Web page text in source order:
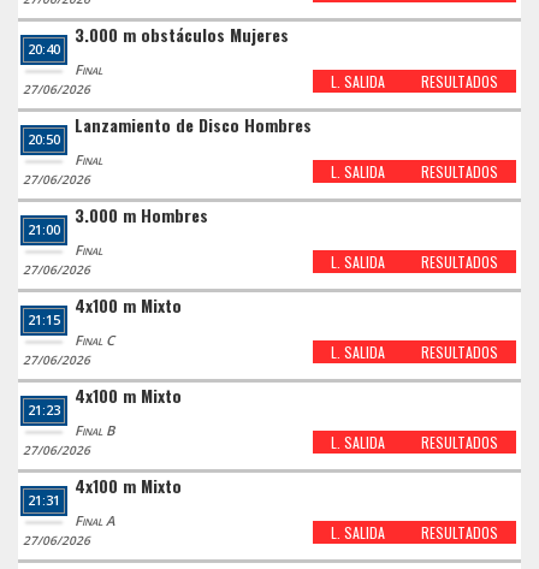
20:40
3.000 m obstáculos Mujeres
Final
L. SALIDA RESULTADOS
27/06/2026
20:50
Lanzamiento de Disco Hombres
Final
L. SALIDA RESULTADOS
27/06/2026
21:00
3.000 m Hombres
Final
L. SALIDA RESULTADOS
27/06/2026
21:15
4x100 m Mixto
Final C
L. SALIDA RESULTADOS
27/06/2026
21:23
4x100 m Mixto
Final B
L. SALIDA RESULTADOS
27/06/2026
21:31
4x100 m Mixto
Final A
L. SALIDA RESULTADOS
27/06/2026